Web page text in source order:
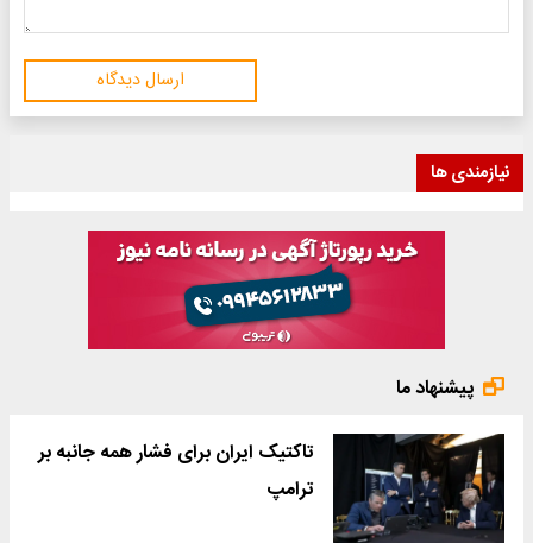
ارسال دیدگاه
نیازمندی ها
پیشنهاد ما
تاکتیک ایران برای فشار همه جانبه بر
ترامپ